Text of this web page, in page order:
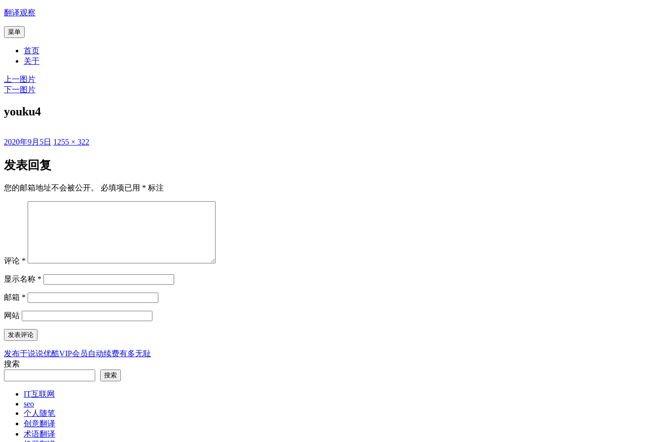
跳
内
翻译观察
菜单
首页
关于
上一图片
下一图片
youku4
发
于
2020年9月5日 原
1255 × 322
发表回复
您的邮箱地址不会被公开。 必填项已用 * 标注
评论 *
显示名称 *
邮箱 *
网站
文
章
发布于说说优酷VIP会员自动续费有多无耻
搜索
搜索
IT互联网
seo
个人随笔
创意翻译
术语翻译